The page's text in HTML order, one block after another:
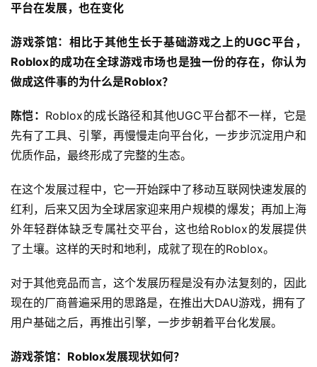
平台在发展，也在变化
游戏茶馆：相比于其他生长于基础游戏之上的UGC平台，
Roblox的成功在全球游戏市场也是独一份的存在，你认为
做成这件事的为什么是Roblox？
陈恺： Roblox的成长路径和其他UGC平台都不一样，它是
先有了工具、引擎，再慢慢走向平台化，一步步沉淀用户和
优质作品，最终形成了完整的生态。
在这个发展过程中，它一开始踩中了移动互联网快速发展的
红利，后来又因为全球居家迎来用户规模的爆发；再加上海
外年轻群体缺乏专属社交平台，这也给Roblox的发展提供
了土壤。这样的天时和地利，成就了现在的Roblox。
对于其他竞品而言，这个发展历程是没有办法复刻的，因此
现在的厂商普遍采用的思路是，在推出大DAU游戏，拥有了
用户基础之后，再推出引擎，一步步朝着平台化发展。
游戏茶馆：Roblox发展现状如何？